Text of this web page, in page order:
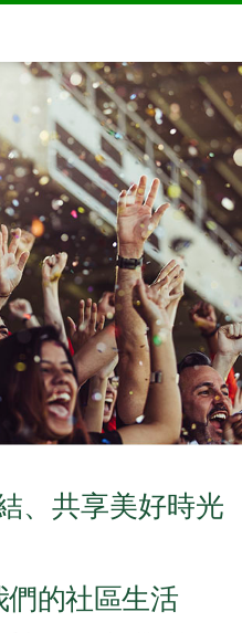
、共享美好時光
們的社區生活